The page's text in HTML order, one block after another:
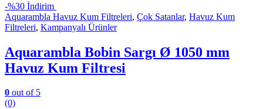
-%30 İndirim
Aquarambla Havuz Kum Filtreleri, Çok Satanlar, Havuz Kum
Filtreleri, Kampanyalı Ürünler
Aquarambla Bobin Sargı Ø 1050 mm
Havuz Kum Filtresi
0 out of 5
(0)